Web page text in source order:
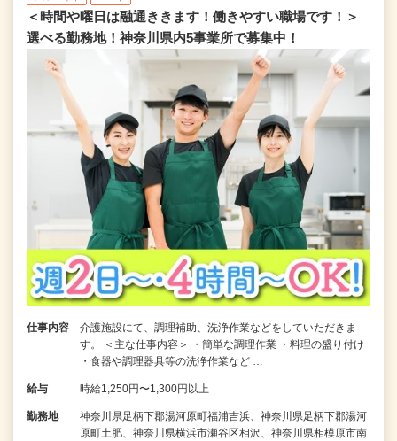
＜時間や曜日は融通ききます！働きやすい職場です！＞
選べる勤務地！神奈川県内5事業所で募集中！
仕事内容
介護施設にて、調理補助、洗浄作業などをしていただきま
す。 ＜主な仕事内容＞ ・簡単な調理作業 ・料理の盛り付け
・食器や調理器具等の洗浄作業など …
給与 時給1,250円〜1,300円以上
勤務地
神奈川県足柄下郡湯河原町福浦吉浜、神奈川県足柄下郡湯河
原町土肥、神奈川県横浜市瀬谷区相沢、神奈川県相模原市南